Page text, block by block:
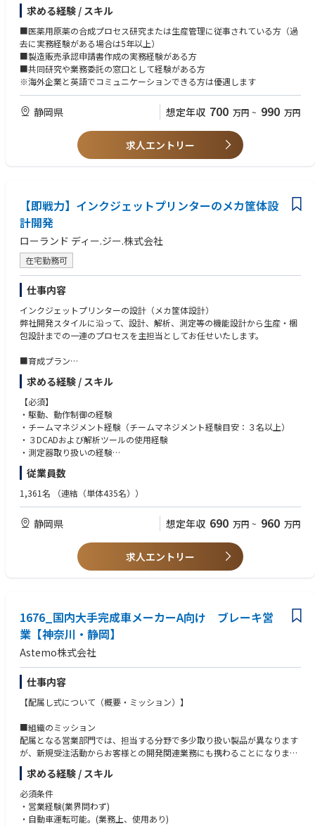
◎チーム制での営業になるので、設計、インテリアコーディネーター、施
工管理と連携し分業することにより効率化／営業に集中できる環境の実現
■当社について：
東証グロース市場に上場。
高い住宅性能と省エネ性能、そして北海道で働く誰もが手の届く価格設定
を強みとし、新築の住宅を提供しています。
コロナやウッドショックによる市場環境の大きな変化以前より、これまで
のアナログ的な集客方法からデジタルマーケティングを活用した集客にい
ち早く脱却し、年々集客数を伸ばしています。
生産性と少人数体制による早い出店スピードを実現し成長し続けていま
売上金額の約2%を支給（前年度実績）／年間売上額が一定額以上等の条
件有
求める経験 / スキル
■医薬用原薬の合成プロセス研究または生産管理に従事されている方（過
去に実務経験がある場合は5年以上）
■製造販売承認申請書作成の実務経験がある方
■共同研究や業務委託の窓口として経験がある方
※海外企業と英語でコミュニケーションできる方は優遇します
静岡県 想定年収 700 万円 ~ 990 万円
求人エントリー
【即戦力】インクジェットプリンターのメカ筐体設
計開発
ローランド ディー.ジー.株式会社
在宅勤務可
仕事内容
インクジェットプリンターの設計（メカ筐体設計）
弊社開発スタイルに沿って、設計、解析、測定等の機能設計から生産・梱
包設計までの一連のプロセスを主担当としてお任せいたします。
■育成プラン
・入社後：設計担当、設計審査
・１年後：製品化チーフエンジニア
・将来：DRレビュアー、将来的な機構開発検討、要素開発先導
求める経験 / スキル
【必須】
・駆動、動作制御の経験
・チームマネジメント経験（チームマネジメント経験目安：３名以上）
・３DCADおよび解析ツールの使用経験
・測定器取り扱いの経験
【歓迎】
・SolidWorks使用経験
【求める人物像】
・プリンターの知識があり、設計の即戦力として期待できる方
・量産する製品化の経験があり、製品全体のモノづくりのやマネジメント
の経験が豊富な方
・主担当として製品を任せられる方
※他業界でのサブチーフでも同様にプリンター設計でない分野出身の方
や、実務に慣れるまでは、
育成が必要なため先ずは主担当から従事頂きます。
従業員数
1,361名 （連結（単体435名））
静岡県 想定年収 690 万円 ~ 960 万円
求人エントリー
1676_国内大手完成車メーカーA向け ブレーキ営
業【神奈川・静岡】
Astemo株式会社
仕事内容
【配属し式について（概要・ミッション）】
■組織のミッション
配属となる営業部門では、担当する分野で多少取り扱い製品が異なります
が、新規受注活動からお客様との開発関連業務にも携わることになりま
す。既存技術品から将来に向けた開発品まで、様々な製品分野でプロモー
ション・お見積り・開発日程管理業務などを通じて、ブレーキ製品を通じ
てお客様の車づくり、エンドユーザへの安全性に貢献することがミッショ
ンです。
求める経験 / スキル
必須条件
・営業経験(業界問わず)
・自動車運転可能。(業務上、使用あり)